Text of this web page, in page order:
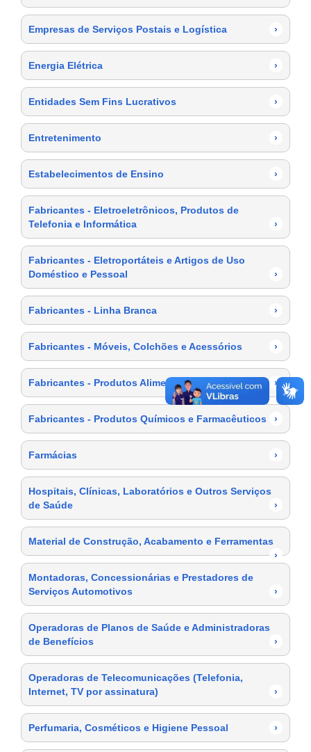
Empresas de Serviços Postais e Logística ›
Energia Elétrica ›
Entidades Sem Fins Lucrativos ›
Entretenimento ›
Estabelecimentos de Ensino ›
Fabricantes - Eletroeletrônicos, Produtos de
Telefonia e Informática
›
Fabricantes - Eletroportáteis e Artigos de Uso
Doméstico e Pessoal
›
Fabricantes - Linha Branca ›
Fabricantes - Móveis, Colchões e Acessórios ›
Fabricantes - Produtos Alimentícios ›
Fabricantes - Produtos Químicos e Farmacêuticos ›
Farmácias ›
Hospitais, Clínicas, Laboratórios e Outros Serviços
de Saúde
›
Material de Construção, Acabamento e Ferramentas
›
Montadoras, Concessionárias e Prestadores de
Serviços Automotivos
›
Operadoras de Planos de Saúde e Administradoras
de Benefícios
›
Operadoras de Telecomunicações (Telefonia,
Internet, TV por assinatura)
›
Perfumaria, Cosméticos e Higiene Pessoal ›